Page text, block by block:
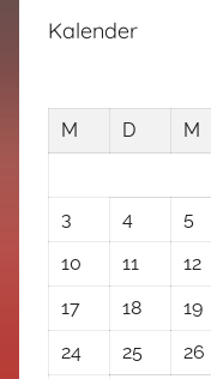
Kalender
M
D M
3
4 5
10
11 12
17
18 19
24
25 26